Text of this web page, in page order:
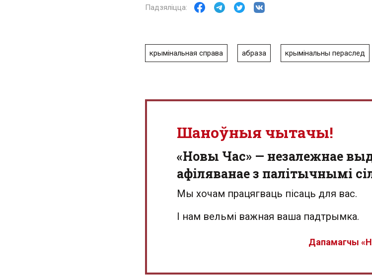
крымінальная справа абраза крымінальны пераслед
Шаноўныя чытачы!
«Новы Час» — незалежнае
афіляванае з палітычнымі
Мы хочам працягваць пісаць для вас.
І нам вельмі важная ваша падтрымка.
Дапамагчы